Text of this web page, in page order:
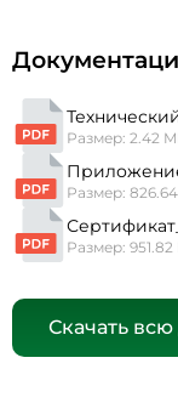
Размер: 2.42
Размер:
Размер: 951.82
Скачать